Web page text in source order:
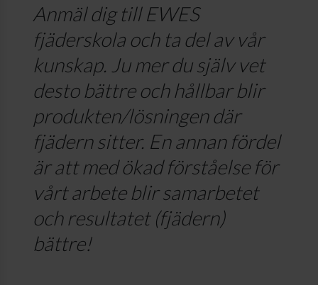
Anmäl dig till EWES
fjäderskola och ta del av vår
kunskap. Ju mer du själv vet
desto bättre och hållbar blir
produkten/lösningen där
fjädern sitter. En annan fördel
är att med ökad förståelse för
vårt arbete blir samarbetet
och resultatet (fjädern)
bättre!